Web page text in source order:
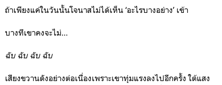
ถ้าเพียงแค่ในวันนั้นโจนาสไม่ได้เห็น ‘อะไรบางอย่าง’ เข้า
บางทีเขาคงจะไม่…
ฉับ ฉับ ฉับ ฉับ
เสียงขวานดังอย่างต่อเนื่องเพราะเขาทุ่มแรงลงไปอีกครั้ง ใต้แสง